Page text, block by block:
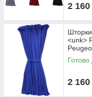
2 160
<unk>
Готово
2 160